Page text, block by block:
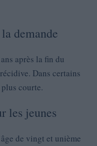
demande
après la fin du
Dans certains
courte.
les jeunes
de vingt et unième